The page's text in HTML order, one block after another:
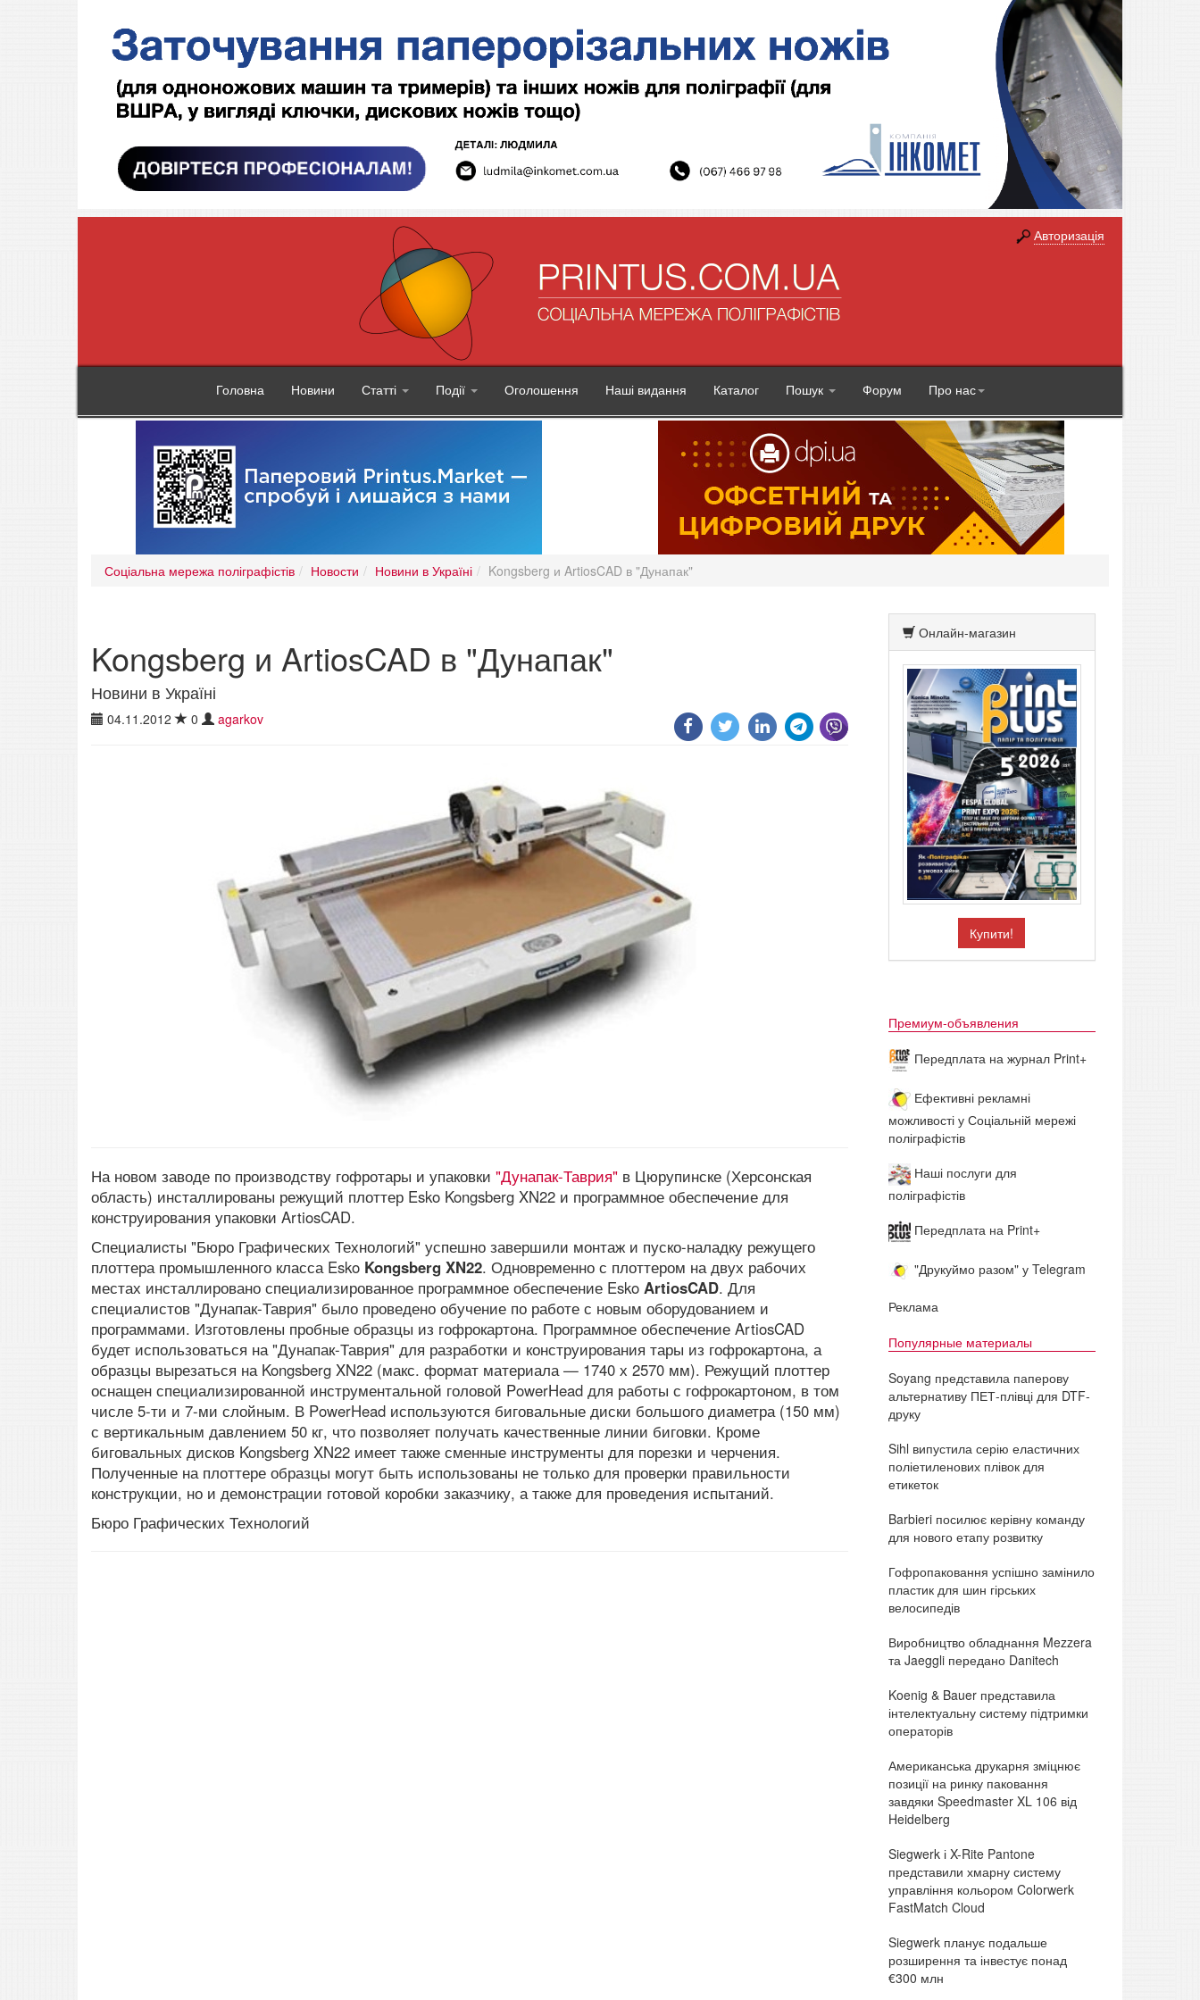
Авторизація
Головна Новини Статті Події Оголошення Наші видання Каталог Пошук Форум Про нас
Соціальна мережа поліграфістів Новости Новини в Україні Kongsberg и ArtiosCAD в "Дунапак"
Kongsberg и ArtiosCAD в "Дунапак"
Новини в Україні
04.11.2012 0 agarkov
На новом заводе по производству гофротары и упаковки "Дунапак-Таврия" в Цюрупинске (Херсонская
область) инсталлированы режущий плоттер Esko Kongsberg XN22 и программное обеспечение для
конструирования упаковки ArtiosCAD.
Специалиcты "Бюро Графических Технологий" успешно завершили монтаж и пуско-наладку режущего
плоттера промышленного класса Esko Kongsberg XN22. Одновременно с плоттером на двух рабочих
местах инсталлировано специализированное программное обеспечение Esko ArtiosCAD. Для
специалистов "Дунапак-Таврия" было проведено обучение по работе с новым оборудованием и
программами. Изготовлены пробные образцы из гофрокартона. Программное обеспечение ArtiosCAD
будет использоваться на "Дунапак-Таврия" для разработки и конструирования тары из гофрокартона, а
образцы вырезаться на Kongsberg XN22 (макс. формат материала — 1740 х 2570 мм). Режущий плоттер
оснащен специализированной инструментальной головой PowerHead для работы с гофрокартоном, в том
числе 5-ти и 7-ми слойным. В PowerHead используются биговальные диски большого диаметра (150 мм)
с вертикальным давлением 50 кг, что позволяет получать качественные линии биговки. Кроме
биговальных дисков Kongsberg XN22 имеет также сменные инструменты для порезки и черчения.
Полученные на плоттере образцы могут быть использованы не только для проверки правильности
конструкции, но и демонстрации готовой коробки заказчику, а также для проведения испытаний.
Бюро Графических Технологий
Онлайн-магазин
Купити!
Премиум-объявления
Передплата на журнал Print+
Ефективні рекламні
можливості у Соціальній мережі
поліграфістів
Наші послуги для
поліграфістів
Передплата на Print+
"Друкуймо разом" у Telegram
Реклама
Популярные материалы
Soyang представила паперову
альтернативу ПЕТ-плівці для DTF-
друку
Sihl випустила серію еластичних
поліетиленових плівок для
етикеток
Barbieri посилює керівну команду
для нового етапу розвитку
Гофропаковання успішно замінило
пластик для шин гірських
велосипедів
Виробництво обладнання Mezzera
та Jaeggli передано Danitech
Koenig & Bauer представила
інтелектуальну систему підтримки
операторів
Американська друкарня зміцнює
позиції на ринку паковання
завдяки Speedmaster XL 106 від
Heidelberg
Siegwerk і X-Rite Pantone
представили хмарну систему
управління кольором Colorwerk
FastMatch Cloud
Siegwerk планує подальше
розширення та інвестує понад
€300 млн